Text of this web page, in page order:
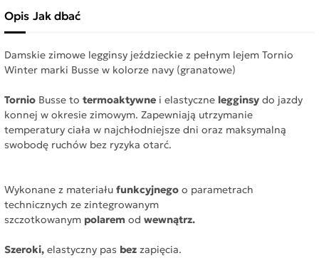
Opis Jak dbać
Damskie zimowe legginsy jeździeckie z pełnym lejem Tornio
Winter marki Busse w kolorze navy (granatowe)
Tornio Busse to termoaktywne i elastyczne legginsy do jazdy
konnej w okresie zimowym. Zapewniają utrzymanie
temperatury ciała w najchłodniejsze dni oraz maksymalną
swobodę ruchów bez ryzyka otarć.
Wykonane z materiału funkcyjnego o parametrach
technicznych ze zintegrowanym
szczotkowanym polarem od wewnątrz.
Szeroki, elastyczny pas bez zapięcia.